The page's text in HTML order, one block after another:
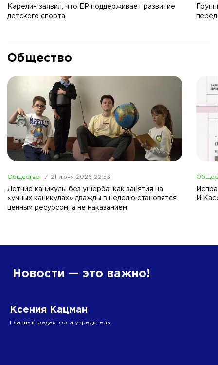
Карелин заявил, что ЕР поддерживает развитие
детского спорта
Общество
Общество 21 июня 2026 22:53
Летние каникулы без ущерба: как занятия на
«умных каникулах» дважды в неделю становятся
ценным ресурсом, а не наказанием
” Новости — это важно!
Ксения Кацман
Главный редактор и учредитель